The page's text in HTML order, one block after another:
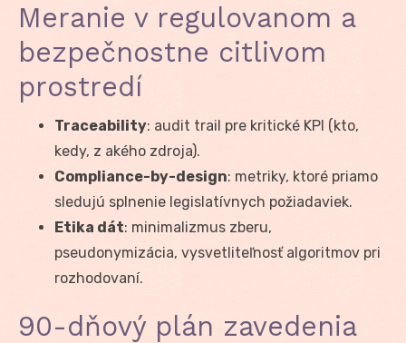
Meranie v regulovanom a
bezpečnostne citlivom
prostredí
Traceability: audit trail pre kritické KPI (kto,
kedy, z akého zdroja).
Compliance-by-design: metriky, ktoré priamo
sledujú splnenie legislatívnych požiadaviek.
Etika dát: minimalizmus zberu,
pseudonymizácia, vysvetliteľnosť algoritmov pri
rozhodovaní.
90-dňový plán zavedenia